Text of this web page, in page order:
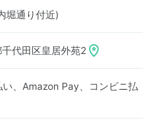
堀通り付近)
代田区皇居外苑2
、Amazon Pay、コンビニ払